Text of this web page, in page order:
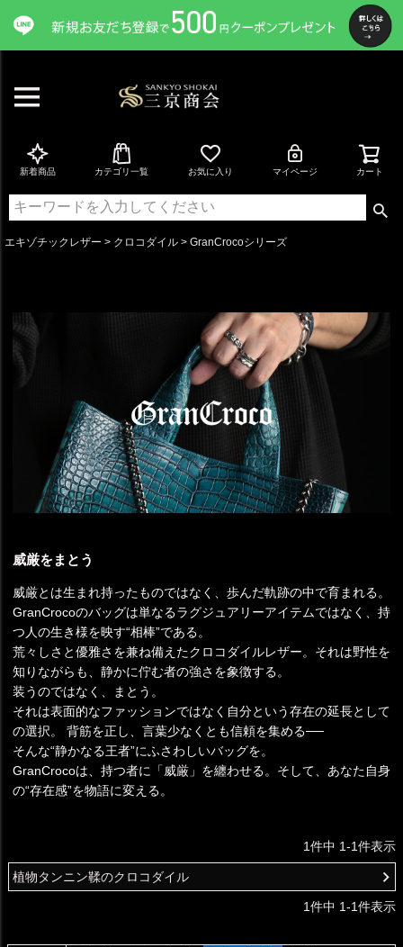
新着商品 カテゴリ一覧 お気に入り マイページ カート
エキゾチックレザー クロコダイル GranCrocoシリーズ
威厳をまとう
威厳とは生まれ持ったものではなく、歩んだ軌跡の中で育まれる。
GranCrocoのバッグは単なるラグジュアリーアイテムではなく、持
つ人の生き様を映す“相棒”である。
荒々しさと優雅さを兼ね備えたクロコダイルレザー。それは野性を
知りながらも、静かに佇む者の強さを象徴する。
装うのではなく、まとう。
それは表面的なファッションではなく自分という存在の延長として
の選択。 背筋を正し、言葉少なくとも信頼を集める──
そんな“静かなる王者”にふさわしいバッグを。
GranCrocoは、持つ者に「威厳」を纏わせる。そして、あなた自身
の“存在感”を物語に変える。
1件中 1-1件表示
植物タンニン鞣のクロコダイル
1件中 1-1件表示